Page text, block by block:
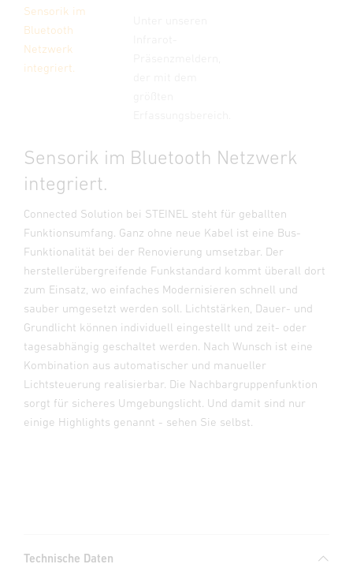
Sensorik im
Bluetooth
Netzwerk
integriert.
Sensorik im Bluetooth Netzwerk
integriert.
Connected Solution bei STEINEL steht für geballten
Funktionsumfang. Ganz ohne neue Kabel ist eine Bus-
Funktionalität bei der Renovierung umsetzbar. Der
herstellerübergreifende Funkstandard kommt überall dort
zum Einsatz, wo einfaches Modernisieren schnell und
sauber umgesetzt werden soll. Lichtstärken, Dauer- und
Grundlicht können individuell eingestellt und zeit- oder
tagesabhängig geschaltet werden. Nach Wunsch ist eine
Kombination aus automatischer und manueller
Lichtsteuerung realisierbar. Die Nachbargruppenfunktion
sorgt für sicheres Umgebungslicht. Und damit sind nur
einige Highlights genannt - sehen Sie selbst.
Technische Daten